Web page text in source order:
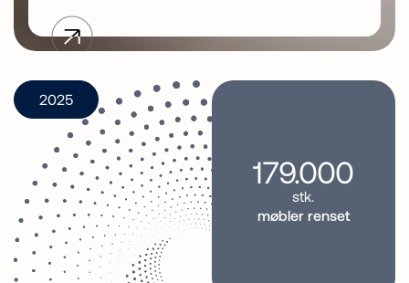
Slide 2 of 2.
2025
179.000
stk.
møbler renset